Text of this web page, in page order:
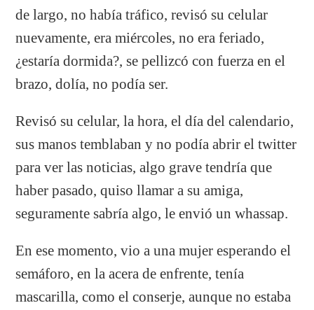
de largo, no había tráfico, revisó su celular
nuevamente, era miércoles, no era feriado,
¿estaría dormida?, se pellizcó con fuerza en el
brazo, dolía, no podía ser.
Revisó su celular, la hora, el día del calendario,
sus manos temblaban y no podía abrir el twitter
para ver las noticias, algo grave tendría que
haber pasado, quiso llamar a su amiga,
seguramente sabría algo, le envió un whassap.
En ese momento, vio a una mujer esperando el
semáforo, en la acera de enfrente, tenía
mascarilla, como el conserje, aunque no estaba